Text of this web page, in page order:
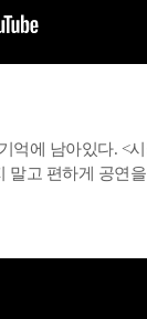
억에 남아있다. <
말고 편하게 공연